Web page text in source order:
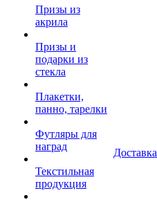
Призы из
акрила
Призы и
подарки из
стекла
Плакетки,
панно, тарелки
Футляры для
наград
Текстильная
продукция
Доставка